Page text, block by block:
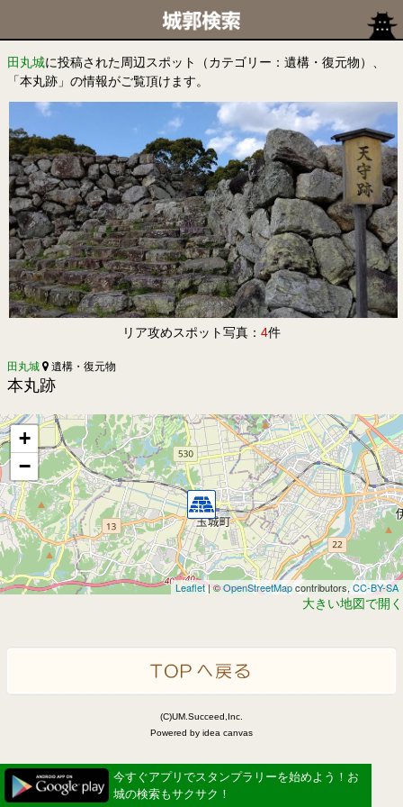
田丸城に投稿された周辺スポット（カテゴリー：遺構・復元物）、
「本丸跡」の情報がご覧頂けます。
リア攻めスポット写真： 4件
田丸城 遺構・復元物
本丸跡
+
−
Leaflet| ©OpenStreetMapcontributors,CC-BY-SA
大きい地図で開く
(C)UM.Succeed,Inc.
Powered by idea canvas
今すぐアプリでスタンプラリーを始めよう！お
城の検索もサクサク！